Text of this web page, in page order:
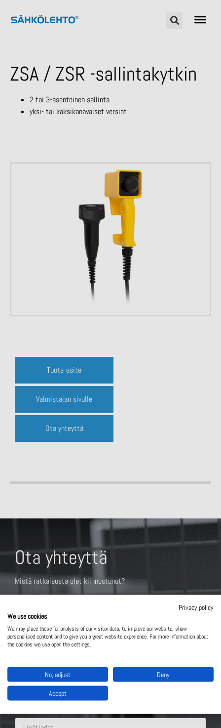
ZSA / ZSR -sallintakytkin
2 tai 3-asentoinen sallinta
yksi- tai kaksikanavaiset versiot
Tuote-esite
Valmistajan sivulle
Ota yhteyttä
Ota yhteyttä
Mistä ratkaisusta olet kiinnostunut?
Privacy policy
We use cookies
We may place these for analysis of our visitor data, to improve our website, show
personalised content and to give you a great website experience. For more information about
the cookies we use open the settings.
No, adjust Deny
Accept